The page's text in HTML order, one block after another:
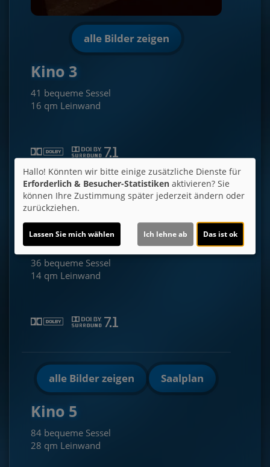
alle Bilder zeigen
Kino 3
41 bequeme Sessel
16 qm Leinwand
alle Bilder zeigen
Kino 4
36 bequeme Sessel
14 qm Leinwand
alle Bilder zeigen Saalplan
Kino 5
84 bequeme Sessel
28 qm Leinwand
Hallo! Könnten wir bitte einige zusätzliche Dienste für
Erforderlich & Besucher-Statistiken aktivieren? Sie
können Ihre Zustimmung später jederzeit ändern oder
zurückziehen.
Lassen Sie mich wählen Ich lehne ab Das ist ok